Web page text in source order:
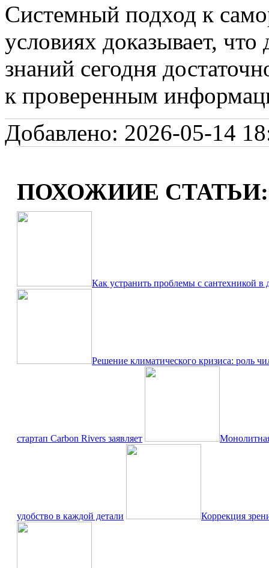
Системный подход к
условиях доказывает,
знаний сегодня
к проверенным
Добавлено: 2026-05-14
ПОХОЖИИЕ СТАТЬИ:
Как устранить проблемы с сантехникой в
Решение климатического кризиса: роль
стартап Carbon Rivers заявляет
удобство в каждой детали Коррекция